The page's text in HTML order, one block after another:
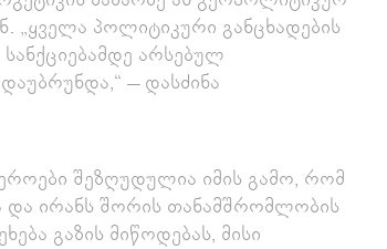
„ყველა პოლიტიკური განცხადების
არსებულ
– დასძინა
შეზღუდულია იმის გამო, რომ
ირანს შორის თანამშრომლობის
გაზის მიწოდებას, მისი